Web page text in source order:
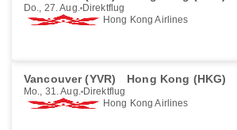
Do., 27. Aug. Direktflug
Hong Kong Airlines
Vancouver (YVR) Hong Kong (HKG)
Mo., 31. Aug. Direktflug
Hong Kong Airlines